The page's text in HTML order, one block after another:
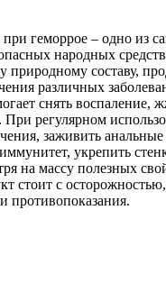
геморрое – одно из
народных
природному составу,
различных
снять воспаление,
регулярном
заживить
укрепить
на массу полезных
стоит с
противопоказания.